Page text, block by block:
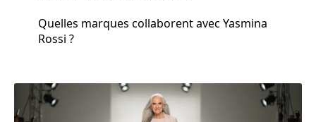
Quelles marques collaborent avec Yasmina
Rossi ?